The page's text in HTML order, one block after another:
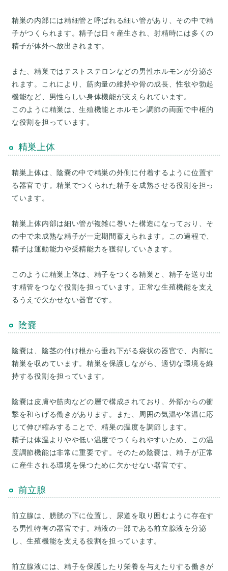
精巣の内部には精細管と呼ばれる細い管があり、その中で精
子がつくられます。精子は日々産生され、射精時には多くの
精子が体外へ放出されます。
また、精巣ではテストステロンなどの男性ホルモンが分泌さ
れます。これにより、筋肉量の維持や骨の成長、性欲や勃起
機能など、男性らしい身体機能が支えられています。
このように精巣は、生殖機能とホルモン調節の両面で中枢的
精巣上体
精巣上体は、陰嚢の中で精巣の外側に付着するように位置す
る器官です。精巣でつくられた精子を成熟させる役割を担っ
ています。
精巣上体内部は細い管が複雑に巻いた構造になっており、そ
の中で未成熟な精子が一定期間蓄えられます。この過程で、
精子は運動能力や受精能力を獲得していきます。
このように精巣上体は、精子をつくる精巣と、精子を送り出
す精管をつなぐ役割を担っています。正常な生殖機能を支え
陰嚢
陰嚢は、陰茎の付け根から垂れ下がる袋状の器官で、内部に
精巣を収めています。精巣を保護しながら、適切な環境を維
持する役割を担っています。
陰嚢は皮膚や筋肉などの層で構成されており、外部からの衝
撃を和らげる働きがあります。また、周囲の気温や体温に応
じて伸び縮みすることで、精巣の温度を調節します。
精子は体温よりやや低い温度でつくられやすいため、この温
度調節機能は非常に重要です。そのため陰嚢は、精子が正常
前立腺
前立腺は、膀胱の下に位置し、尿道を取り囲むように存在す
る男性特有の器官です。精液の一部である前立腺液を分泌
し、生殖機能を支える役割を担っています。
前立腺液には、精子を保護したり栄養を与えたりする働きが